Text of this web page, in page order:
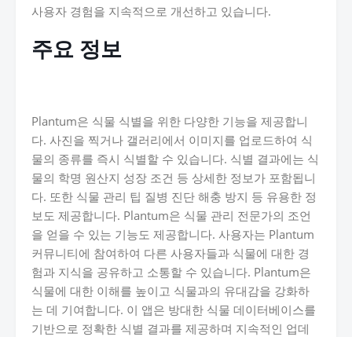
사용자 경험을 지속적으로 개선하고 있습니다.
주요 정보
Plantum은 식물 식별을 위한 다양한 기능을 제공합니
다. 사진을 찍거나 갤러리에서 이미지를 업로드하여 식
물의 종류를 즉시 식별할 수 있습니다. 식별 결과에는 식
물의 학명 원산지 성장 조건 등 상세한 정보가 포함됩니
다. 또한 식물 관리 팁 질병 진단 해충 방지 등 유용한 정
보도 제공합니다. Plantum은 식물 관리 전문가의 조언
을 얻을 수 있는 기능도 제공합니다. 사용자는 Plantum
커뮤니티에 참여하여 다른 사용자들과 식물에 대한 경
험과 지식을 공유하고 소통할 수 있습니다. Plantum은
식물에 대한 이해를 높이고 식물과의 유대감을 강화하
는 데 기여합니다. 이 앱은 방대한 식물 데이터베이스를
기반으로 정확한 식별 결과를 제공하며 지속적인 업데